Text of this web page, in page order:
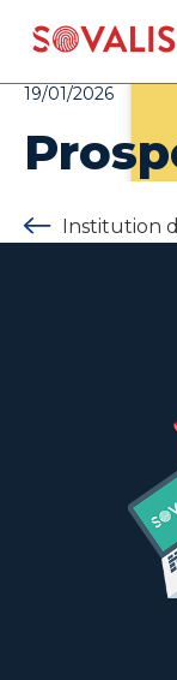
contenu
19/01/2026
Institution